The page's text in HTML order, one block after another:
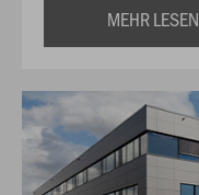
MEHR LESEN